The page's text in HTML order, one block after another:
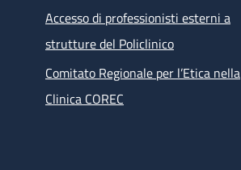
Accesso di professionisti esterni a
strutture del Policlinico
Comitato Regionale per l’Etica nella
Clinica COREC